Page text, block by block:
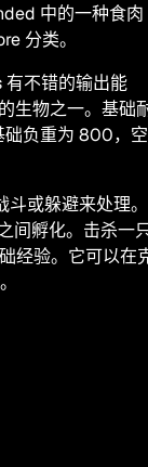
中的一种食肉
分类。
不错的输出能
生物之一。基础
础负重为 800，空
或躲避来处理。
间孵化。击杀一
经验。它可以在